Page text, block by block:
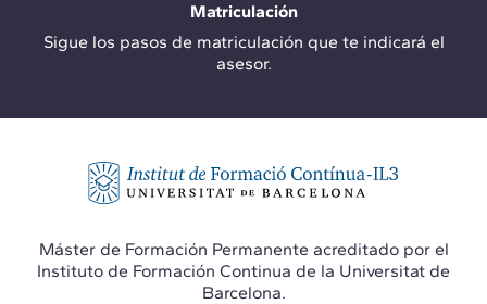
Matriculación
Sigue los pasos de matriculación que te indicará el
asesor.
Máster de Formación Permanente acreditado por el
Instituto de Formación Continua de la Universitat de
Barcelona.